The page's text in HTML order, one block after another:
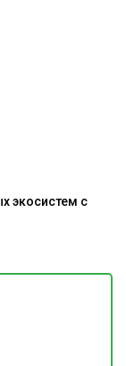
экосистем с